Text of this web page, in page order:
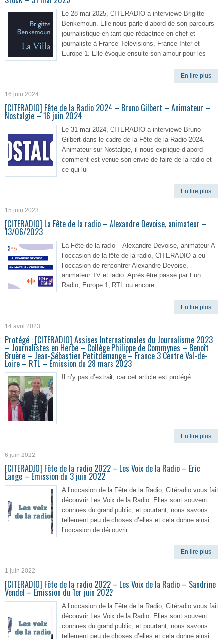
Le 28 mai 2025, CITERADIO a interviewé Brigitte
Benkemoun. Elle nous parle d’abord de son parcours
journalistique en tant que rédactrice en chef et
journaliste à France Télévisions, France Inter et
Europe 1. Elle évoque ensuite son amour pour les
En lire plus
16 juin 2024
[CITERADIO] Fête de la Radio 2024 – Bruno Gilbert – Animateur –
Nostalgie – 16 juin 2024
Le 31 mai 2024, CITERADIO a interviewé Bruno
Gilbert dans le cadre de la Fête de la Radio 2024.
Animateur sur Nostalgie, il nous explique d’abord
comment est venue son envie de faire de la radio et
ce qui lui
En lire plus
15 juin 2023
[CITERADIO] La Fête de la radio – Alexandre Devoise, animateur –
13/06/2023
La Fête de la radio – Alexandre Devoise, animateur A
l’occasion de la fête de la radio, CITERADIO a eu
l’occasion de rencontrer Alexandre Devoise,
animateur TV et radio. Après être passé par Fun
Radio, Europe 1, RTL ou encore
En lire plus
14 avril 2023
Protégé : [CITERADIO] Assises Internationales du Journalisme 2023
– Journalistes en Herbe – Collège Philippe de Commynes – Benoît
Bruère – Jean-Sébastien Petitdemange – France 3 Centre Val-de-
Loire – RTL – Émission du 28 mars 2023
Il n’y pas d’extrait, car cet article est protégé.
En lire plus
6 juin 2022
[CITERADIO] Fête de la radio 2022 – Les Voix de la Radio – Eric
Lange – Émission du 3 juin 2022
A l’occasion de la Fête de la Radio, Citéradio vous fait
découvrir Les Voix de la Radio. Elles sont souvent
connues du grand public, et pourtant, nous savons
tellement peu de choses d’elles et cela donne ainsi
l’occasion de découvrir
En lire plus
1 juin 2022
[CITERADIO] Fête de la radio 2022 – Les Voix de la Radio – Sandrine
Vendel – Emission du 1er juin 2022
A l’occasion de la Fête de la Radio, Citéradio vous fait
découvrir Les Voix de la Radio. Elles sont souvent
connues du grand public, et pourtant, nous savons
tellement peu de choses d’elles et cela donne ainsi